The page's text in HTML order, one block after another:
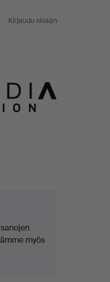
Kirjaudu sisään
myös